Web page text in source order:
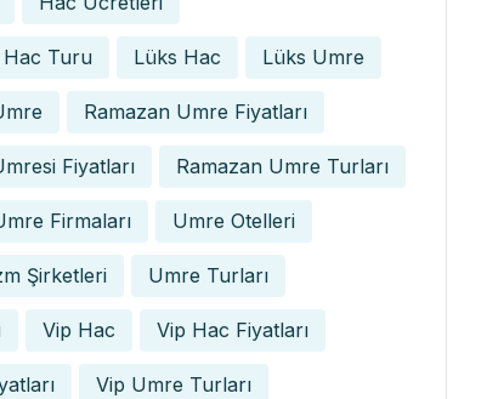
Hac Turu Lüks Hac Lüks Umre
Ramazan Umre Fiyatları
Fiyatları Ramazan Umre Turları
Firmaları Umre Otelleri
Şirketleri Umre Turları
Vip Hac Vip Hac Fiyatları
Vip Umre Turları